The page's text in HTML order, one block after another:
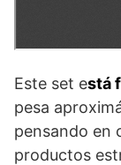
Este set está
pesa
pensando en
productos